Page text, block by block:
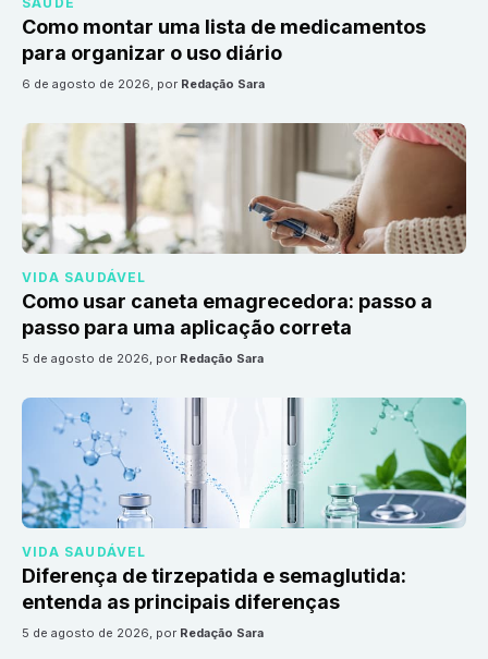
Como montar uma lista de medicamentos
para organizar o uso diário
6 de agosto de 2026, por Redação Sara
VIDA SAUDÁVEL
Como usar caneta emagrecedora: passo a
passo para uma aplicação correta
5 de agosto de 2026, por Redação Sara
VIDA SAUDÁVEL
Diferença de tirzepatida e semaglutida:
entenda as principais diferenças
5 de agosto de 2026, por Redação Sara